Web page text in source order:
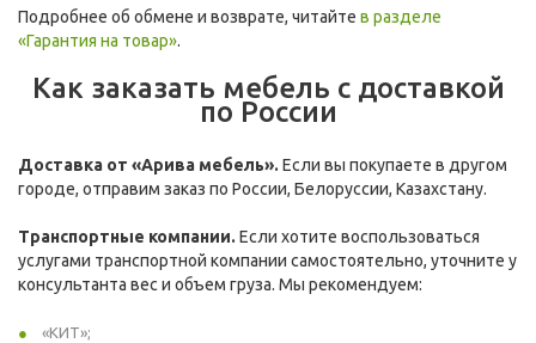
Подробнее об обмене и возврате, читайте в разделе
«Гарантия на товар».
Как заказать мебель с доставкой
по России
Доставка от «Арива мебель». Если вы покупаете в другом
городе, отправим заказ по России, Белоруссии, Казахстану.
Транспортные компании. Если хотите воспользоваться
услугами транспортной компании самостоятельно, уточните у
консультанта вес и объем груза. Мы рекомендуем:
«КИТ»;